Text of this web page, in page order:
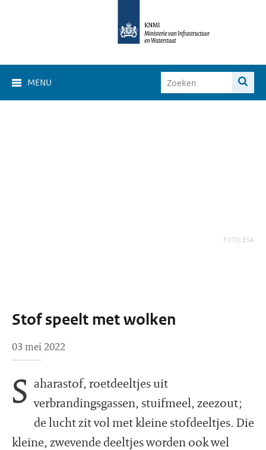
MENU
FOTO: ESA
Stof speelt met wolken
03 mei 2022
S aharastof, roetdeeltjes uit
verbrandingsgassen, stuifmeel, zeezout;
de lucht zit vol met kleine stofdeeltjes. Die
kleine, zwevende deeltjes worden ook wel